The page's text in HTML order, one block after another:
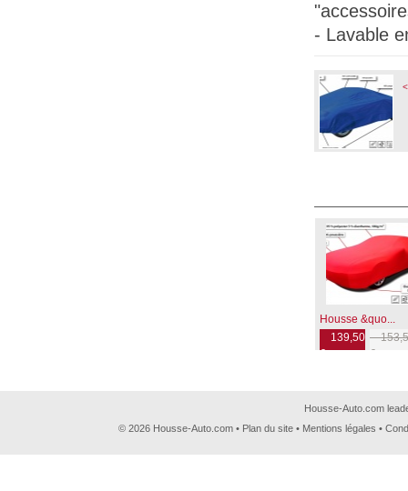
- Lavable
Housse &quo...
139,50
€
€
Housse-Auto.com
© 2026 Housse-Auto.com • Plan du site • Mentions légales •